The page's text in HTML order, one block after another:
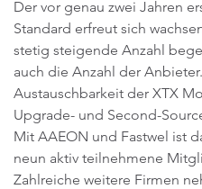
Der vor genau zwei Jahren
Standard erfreut sich
stetig steigende Anzahl
auch die Anzahl der
Austauschbarkeit der XTX
Upgrade- und Second-
Mit AAEON und Fastwel ist
neun aktiv teilnehmene
Zahlreiche weitere Firmen